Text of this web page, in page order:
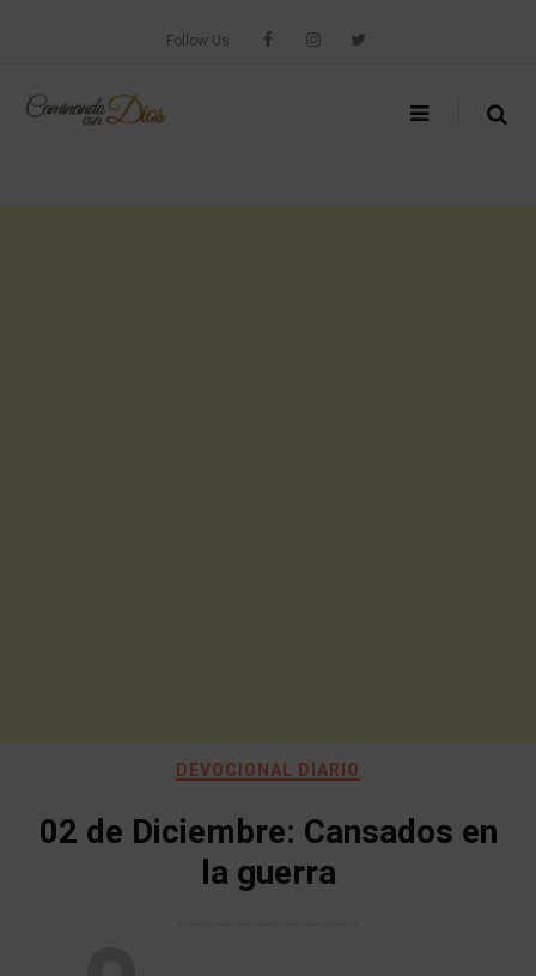
Follow Us
DEVOCIONAL DIARIO
02 de Diciembre: Cansados en
la guerra